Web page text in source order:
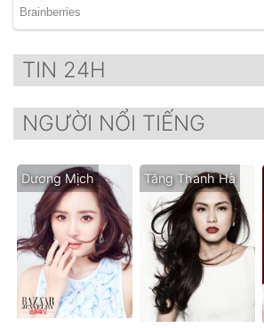
TIN 24H
NGƯỜI NỔI TIẾNG
Dương Mịch Tăng Thanh Hà